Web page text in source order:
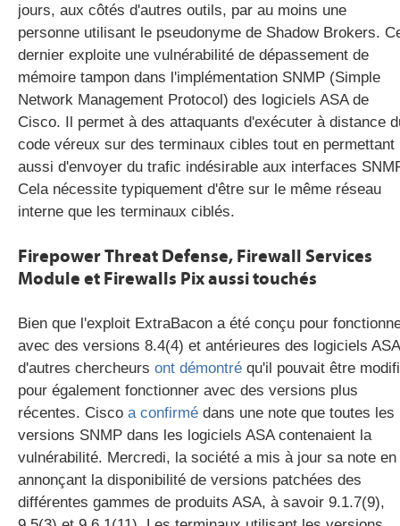
jours, aux côtés d'autres outils, par au moins une
personne utilisant le pseudonyme de Shadow Brokers.
dernier exploite une vulnérabilité de dépassement de
mémoire tampon dans l'implémentation SNMP (Simple
Network Management Protocol) des logiciels ASA de
Cisco. Il permet à des attaquants d'exécuter à distance
code véreux sur des terminaux cibles tout en permettant
aussi d'envoyer du trafic indésirable aux interfaces
Cela nécessite typiquement d'être sur le même réseau
interne que les terminaux ciblés.
Firepower Threat Defense, Firewall Services
Module et Firewalls Pix aussi touchés
Bien que l'exploit ExtraBacon a été conçu pour
avec des versions 8.4(4) et antérieures des logiciels
d'autres chercheurs ont démontré qu'il pouvait être
pour également fonctionner avec des versions plus
récentes. Cisco a confirmé dans une note que toutes les
versions SNMP dans les logiciels ASA contenaient la
vulnérabilité. Mercredi, la société a mis à jour sa note en
annonçant la disponibilité de versions patchées des
différentes gammes de produits ASA, à savoir 9.1.7(9),